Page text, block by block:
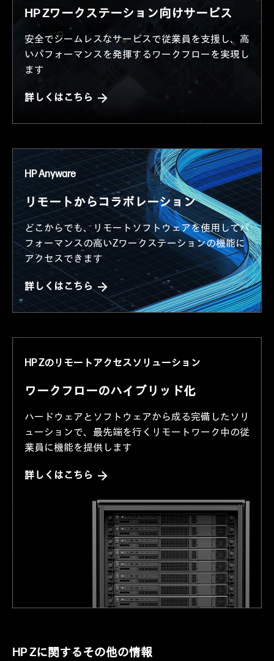
HP Zワークステーション向けサービス
安全でシームレスなサービスで従業員を支援し、高
いパフォーマンスを発揮するワークフローを実現し
ます
詳しくはこちら
HP Anyware
リモートからコラボレーション
どこからでも、リモートソフトウェアを使用してパ
フォーマンスの高いZワークステーションの機能に
アクセスできます
詳しくはこちら
HP Zのリモートアクセスソリューション
ワークフローのハイブリッド化
ハードウェアとソフトウェアから成る完備したソリ
ューションで、 最先端を行くリモートワーク中の従
業員に機能を提供します
詳しくはこちら
HP Zに関するその他の情報